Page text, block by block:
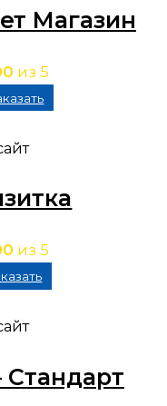
Магазин
из 5
из 5